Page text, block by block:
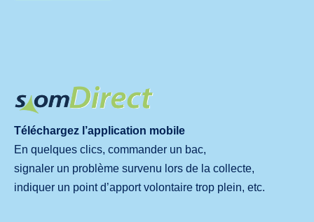
Téléchargez l’application mobile
En quelques clics, commander un bac,
signaler un problème survenu lors de la collecte,
indiquer un point d’apport volontaire trop plein, etc.